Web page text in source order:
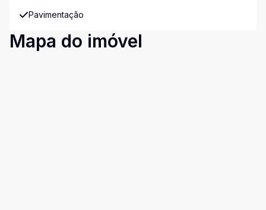
Pavimentação
Mapa do imóvel